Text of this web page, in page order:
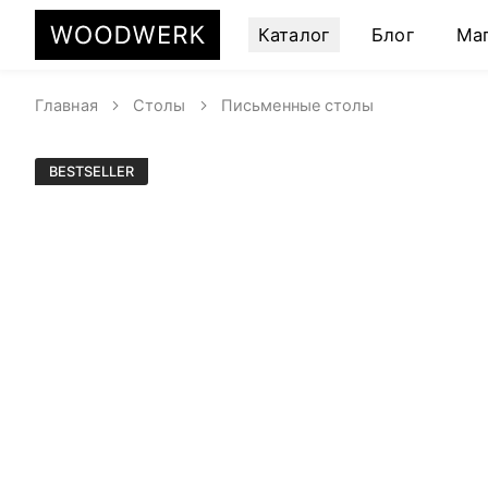
Каталог Блог
Главная Столы Письменные столы
BESTSELLER